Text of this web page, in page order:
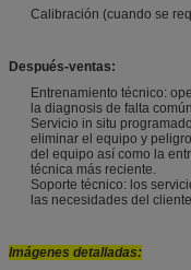
Calibración (cuando se
Después-ventas:
Entrenamiento técnico:
la diagnosis de falta
Servicio in situ
eliminar el equipo y
del equipo así como la
técnica más reciente.
Soporte técnico: los
las necesidades del
Imágenes detalladas: